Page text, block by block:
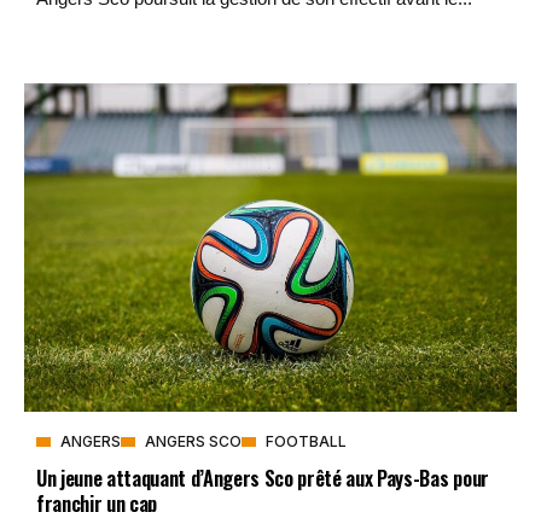
ANGERS ANGERS SCO FOOTBALL
Un jeune attaquant d’Angers Sco prêté aux Pays-Bas pour
franchir un cap